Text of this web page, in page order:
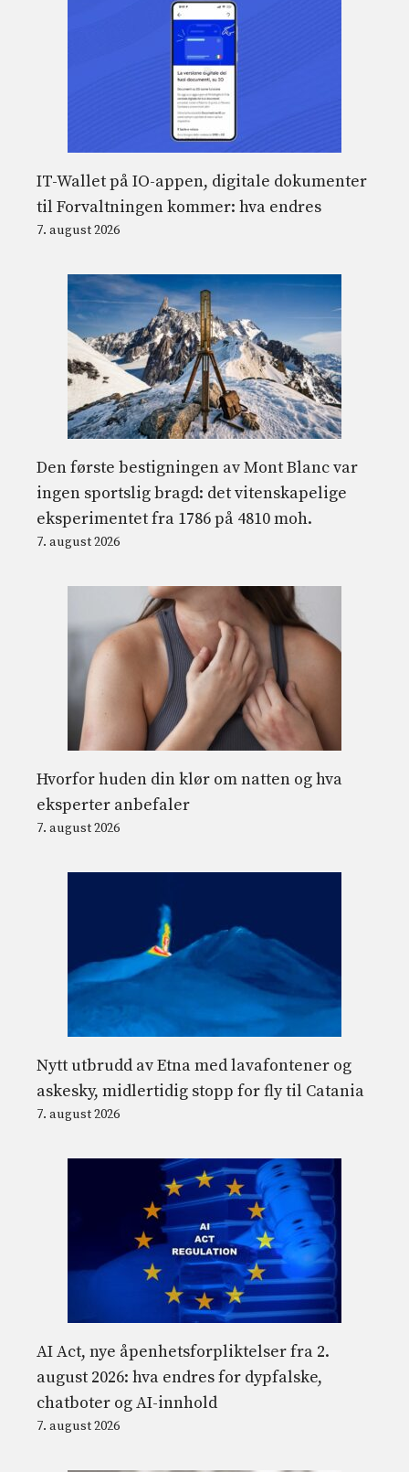
IT-Wallet på IO-appen, digitale dokumenter
til Forvaltningen kommer: hva endres
7. august 2026
Den første bestigningen av Mont Blanc var
ingen sportslig bragd: det vitenskapelige
eksperimentet fra 1786 på 4810 moh.
7. august 2026
Hvorfor huden din klør om natten og hva
eksperter anbefaler
7. august 2026
Nytt utbrudd av Etna med lavafontener og
askesky, midlertidig stopp for fly til Catania
7. august 2026
AI Act, nye åpenhetsforpliktelser fra 2.
august 2026: hva endres for dypfalske,
chatboter og AI-innhold
7. august 2026